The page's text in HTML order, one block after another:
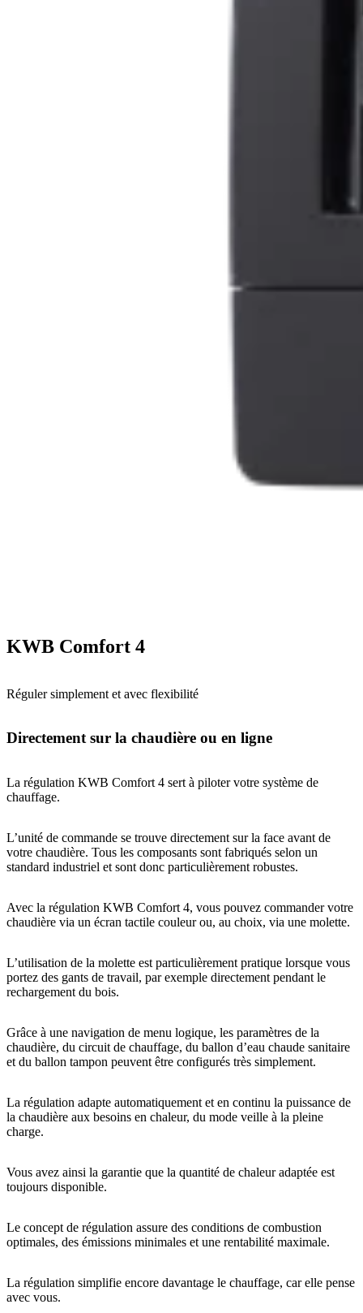
KWB Comfort 4
Réguler simplement et avec flexibilité
Directement sur la chaudière ou en ligne
La régulation KWB Comfort 4 sert à piloter votre système de
chauffage.
L’unité de commande se trouve directement sur la face avant de
votre chaudière. Tous les composants sont fabriqués selon un
standard industriel et sont donc particulièrement robustes.
Avec la régulation KWB Comfort 4, vous pouvez commander votre
chaudière via un écran tactile couleur ou, au choix, via une molette.
L’utilisation de la molette est particulièrement pratique lorsque vous
portez des gants de travail, par exemple directement pendant le
rechargement du bois.
Grâce à une navigation de menu logique, les paramètres de la
chaudière, du circuit de chauffage, du ballon d’eau chaude sanitaire
et du ballon tampon peuvent être configurés très simplement.
La régulation adapte automatiquement et en continu la puissance de
la chaudière aux besoins en chaleur, du mode veille à la pleine
charge.
Vous avez ainsi la garantie que la quantité de chaleur adaptée est
toujours disponible.
Le concept de régulation assure des conditions de combustion
optimales, des émissions minimales et une rentabilité maximale.
La régulation simplifie encore davantage le chauffage, car elle pense
avec vous.